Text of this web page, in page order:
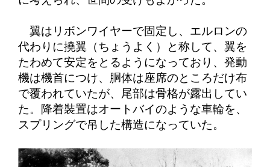
翼はリボンワイヤーで固定し、エルロンの
代わりに撓翼（ちょうよく）と称して、翼を
たわめて安定をとるようになっており、発動
機は機首につけ、胴体は座席のところだけ布
で覆われていたが、尾部は骨格が露出してい
た。降着裝置はオートバイのような車輪を、
スプリングで吊した構造になっていた。